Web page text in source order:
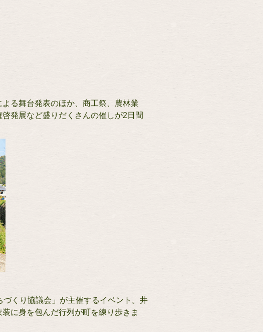
る舞台発表のほか、商工祭、農林業
発展など盛りだくさんの催しが2日間
くり協議会」が主催するイベント。井
に身を包んだ行列が町を練り歩きま